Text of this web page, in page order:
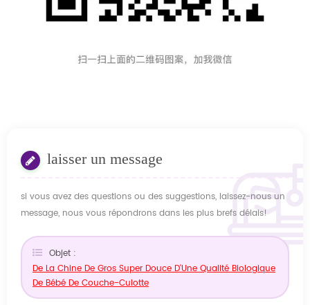
laisser un message
si vous avez des questions ou des suggestions, laissez-nous un
message, nous vous répondrons dans les plus brefs délais!
Objet :
De La Chine De Gros Super Douce D'Une Qualité Biologique
De Bébé De Couche-Culotte